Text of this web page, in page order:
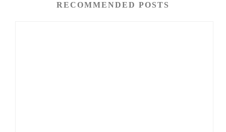
RECOMMENDED POSTS